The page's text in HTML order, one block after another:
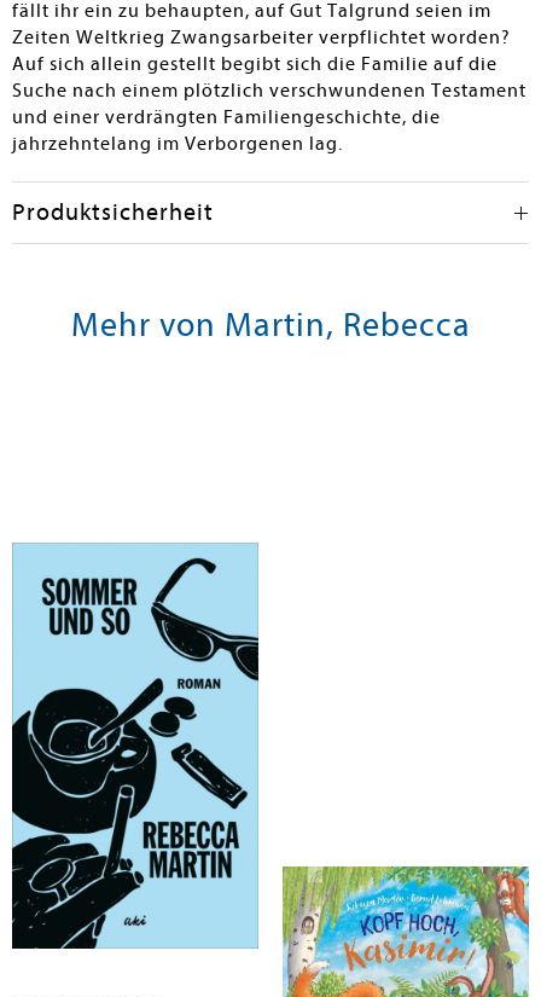
fällt ihr ein zu behaupten, auf Gut Talgrund seien im
Zeiten Weltkrieg Zwangsarbeiter verpflichtet worden?
Auf sich allein gestellt begibt sich die Familie auf die
Suche nach einem plötzlich verschwundenen Testament
und einer verdrängten Familiengeschichte, die
jahrzehntelang im Verborgenen lag.
Produktsicherheit
Mehr von Martin, Rebecca
Martin, Rebecca
Sommer und so
Martin, Rebecca
Kopf hoch, Kasimir!